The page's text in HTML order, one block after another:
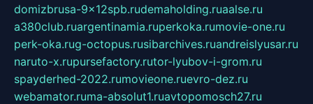
domizbrusa-9x12spb.rudemaholding.ruaalse.ru
a380club.ruargentinamia.ruperkoka.rumovie-one.ru
perk-oka.rug-octopus.rusibarchives.ruandreislyusar.ru
naruto-x.rupursefactory.rutor-lyubov-i-grom.ru
spayderhed-2022.rumovieone.ruevro-dez.ru
webamator.ruma-absolut1.ruavtopomosch27.ru